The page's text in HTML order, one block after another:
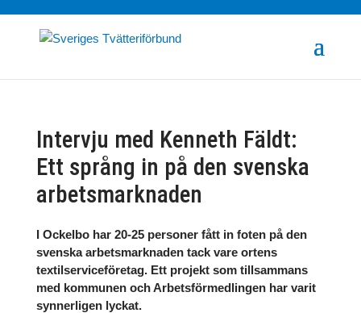
Intervju med Kenneth Fäldt:
Ett språng in på den svenska
arbetsmarknaden
I Ockelbo har 20-25 personer fått in foten på den
svenska arbetsmarknaden tack vare ortens
textilserviceföretag. Ett projekt som tillsammans
med kommunen och Arbetsförmedlingen har varit
synnerligen lyckat.